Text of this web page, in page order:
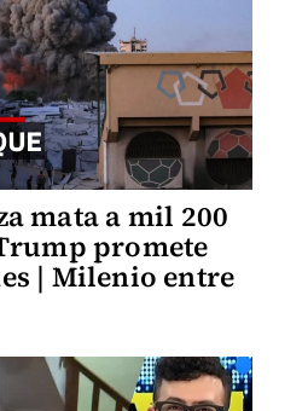
mata a mil 200
promete
| Milenio entre